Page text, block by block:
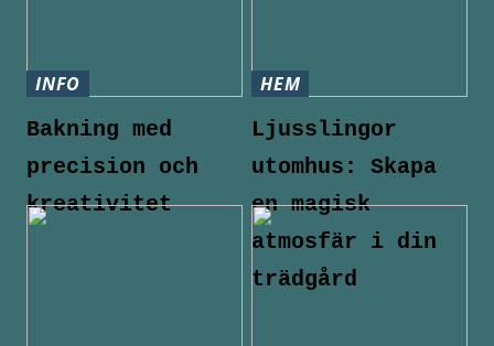
INFO
Bakning med
precision och
kreativitet
HEM
Ljusslingor
utomhus: Skapa
en magisk
atmosfär i din
trädgård